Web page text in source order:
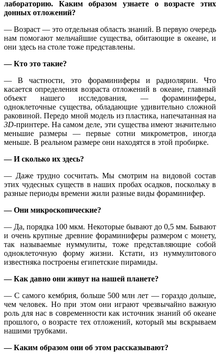
лабораторию. Каким образом узнаете о возрасте этих
донных отложений?
— Возраст — это отдельная область знаний. В первую очередь
нам помогают мельчайшие существа, обитающие в океане, и
они здесь на столе тоже представлены.
— Кто это такие?
— В частности, это фораминиферы и радиолярии. Что
касается определения возраста отложений в океане, главный
объект нашего исследования, — фораминиферы,
одноклеточные существа, обладающие удивительно сложной
раковиной. Передо мной модель из пластика, напечатанная на
3D-принтере. На самом деле, эти существа имеют значительно
меньшие размеры — первые сотни микрометров, иногда
меньше. В реальном размере они находятся в этой пробирке.
— И сколько их здесь?
— Даже трудно сосчитать. Мы смотрим на видовой состав
этих чудесных существ в наших пробах осадков, поскольку в
разные периоды времени жили разные виды фораминифер.
— Они микроскопические?
— Да, порядка 100 мкм. Некоторые бывают до 0,5 мм. Бывают
и очень крупные древние фораминиферы размером с монету,
так называемые нуммулиты, тоже представляющие собой
одноклеточную форму жизни. Кстати, из нуммулитового
известняка построены египетские пирамиды.
— Как давно они живут на нашей планете?
— С самого кембрия, больше 500 млн лет — гораздо дольше,
чем человек. Но при этом они играют чрезвычайно важную
роль для нас в современности как источник знаний об океане
прошлого, о возрасте тех отложений, который мы вскрываем
нашими трубками.
— Каким образом они об этом рассказывают?